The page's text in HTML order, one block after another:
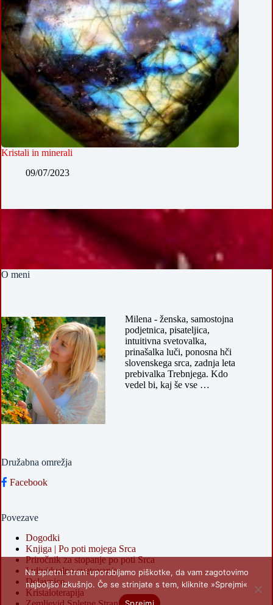
Kristali in minerali
09/07/2023
O meni
Milena - ženska, samostojna
podjetnica, pisateljica,
intuitivna svetovalka,
prinašalka luči, ponosna hči
slovenskega srca, zadnja leta
prebivalka Trebnjega. Kdo
vedel bi, kaj še vse …
Družabna omrežja
Facebook
Povezave
Dogodki
Knjiga | Po poti mojega Srca
Priročnik za stopanje po poti Srca
Individualno svetovanje
Delavnice
Kristaloterapija
Na spletni strani uporabljamo piškotke, da vam zagotovimo
najboljšo izkušnjo. Če se strinjate s tem, kliknite »Sprejmi«
Sprejmi